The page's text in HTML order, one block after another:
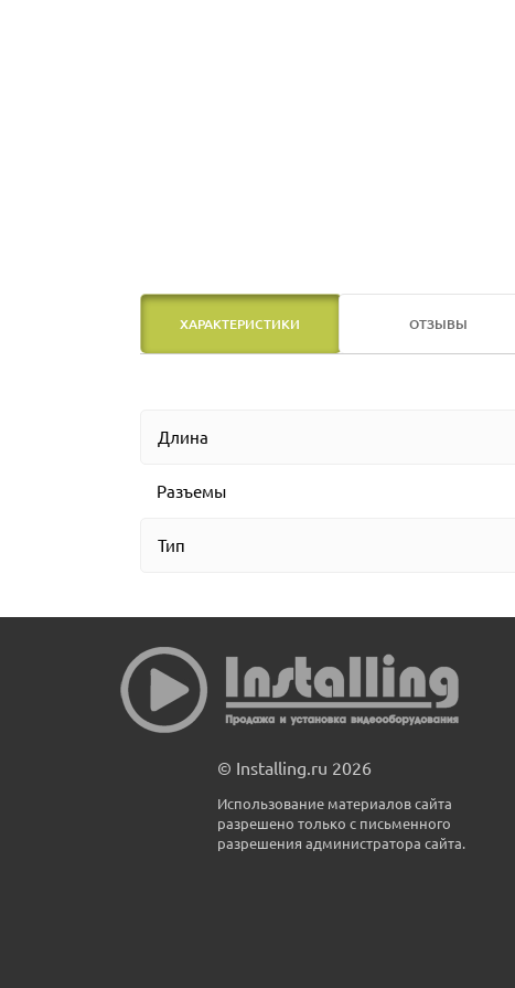
ХАРАКТЕРИСТИКИ ОТЗЫВЫ
Длина
Разъемы
Тип
© Installing.ru 2026
Использование материалов сайта
разрешено только с письменного
разрешения администратора сайта.